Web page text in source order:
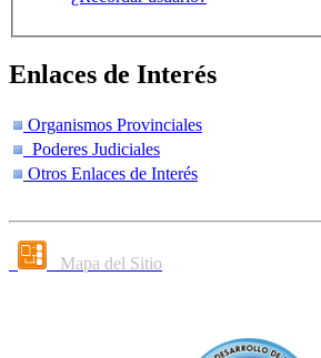
Enlaces de Interés
Organismos Provinciales
Poderes Judiciales
Otros Enlaces de Interés
Mapa del Sitio